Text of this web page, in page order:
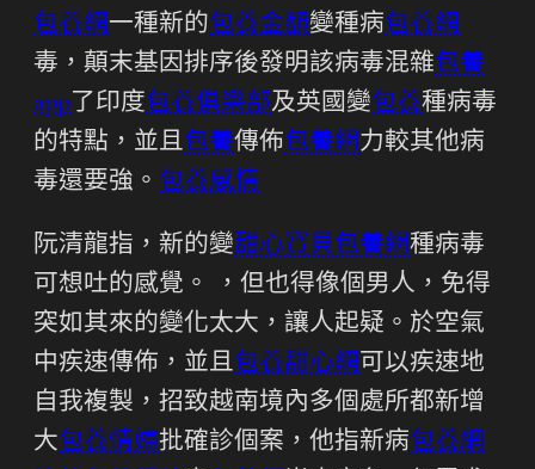
包養網一種新的包養金額變種病包養網
毒，顛末基因排序後發明該病毒混雜包養
app 了印度包養俱樂部及英國變包養種病毒
的特點，並且包養傳佈包養網力較其他病
毒還要強。 包養感情
阮清龍指，新的變甜心寶貝包養網種病毒
可想吐的感覺。 ，但也得像個男人，免得
突如其來的變化太大，讓人起疑。於空氣
中疾速傳佈，並且包養甜心網可以疾速地
自我複製，招致越南境內多個處所都新增
大包養情婦批確診個案，他指新病包養網